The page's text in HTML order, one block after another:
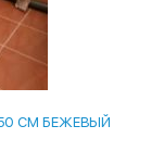
СМ БЕЖЕВЫЙ